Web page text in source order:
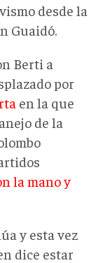
desde la
Guaidó.
Berti a
por
en la que
de la
la mano y
y esta vez
dice estar